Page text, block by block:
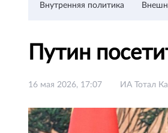
Внутренняя политика
Путин
16 мая 2026, 17:07 ИА Тотал